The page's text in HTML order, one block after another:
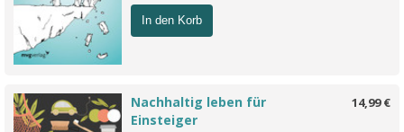
In den Korb
14,99 €
Nachhaltig leben für
Einsteiger